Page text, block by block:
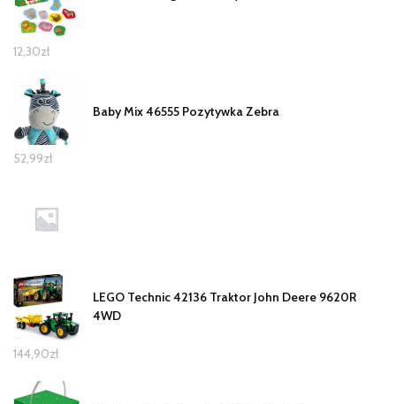
12,30zł
Baby Mix 46555 Pozytywka Zebra
52,99zł
LEGO Technic 42136 Traktor John Deere 9620R
4WD
144,90zł